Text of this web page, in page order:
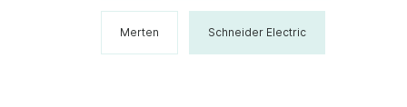
Merten Schneider Electric